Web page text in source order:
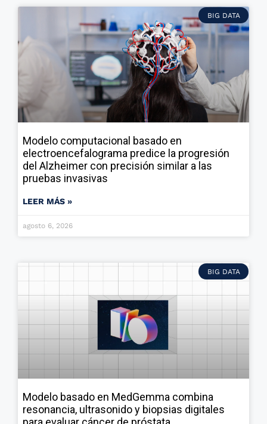
BIG DATA
Modelo computacional basado en
electroencefalograma predice la progresión
del Alzheimer con precisión similar a las
pruebas invasivas
LEER MÁS »
agosto 6, 2026
BIG DATA
Modelo basado en MedGemma combina
resonancia, ultrasonido y biopsias digitales